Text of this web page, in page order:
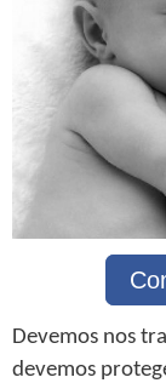
Devemos nos
devemos